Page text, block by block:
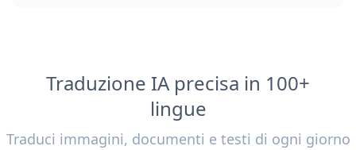
Traduzione IA precisa in 100+
lingue
Traduci immagini, documenti e testi di ogni giorno